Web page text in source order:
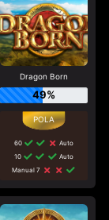
Dragon Born
49%
60
Auto
10
Auto
Manual 7